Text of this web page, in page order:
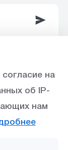
в
Сбербанк,
на
об IP-
нам